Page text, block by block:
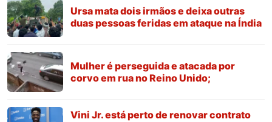
Ursa mata dois irmãos e deixa outras
duas pessoas feridas em ataque na Índia
Mulher é perseguida e atacada por
corvo em rua no Reino Unido;
Vini Jr. está perto de renovar contrato